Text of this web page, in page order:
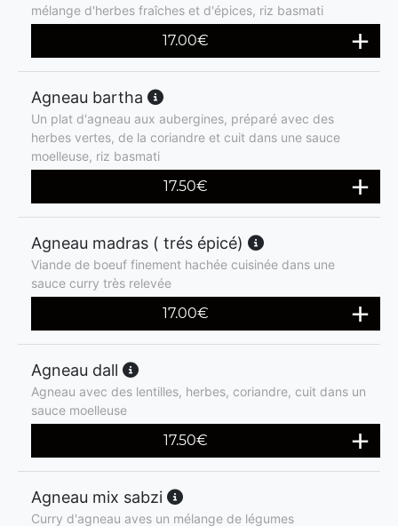
mélange d'herbes fraîches et d'épices, riz basmati
17.00€
Agneau bartha
Un plat d'agneau aux aubergines, préparé avec des
herbes vertes, de la coriandre et cuit dans une sauce
moelleuse, riz basmati
17.50€
Agneau madras ( trés épicé)
Viande de boeuf finement hachée cuisinée dans une
sauce curry très relevée
17.00€
Agneau dall
Agneau avec des lentilles, herbes, coriandre, cuit dans un
sauce moelleuse
17.50€
Agneau mix sabzi
Curry d'agneau aves un mélange de légumes